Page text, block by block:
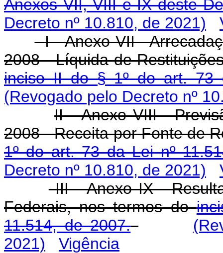
Anexos VII, VIII e IX deste
Decreto nº 10.810, de 2021)
I - Anexo VII -
2008 - Líquida de
inciso II do § 1º do art. 73
(Revogado pelo Decreto nº
II - Anexo VIII -
2008 - Receita por Fonte de
1º do art. 73 da Lei nº
Decreto nº 10.810, de 2021)
III - Anexo IX -
Federais, nos termos do
11.514, de 2007.
2021)
Vigência